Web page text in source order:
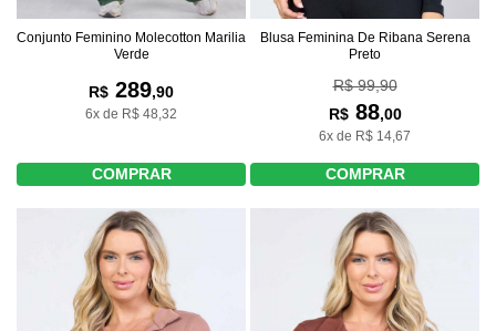
Conjunto Feminino Molecotton Marilia
Verde
R$ 289,90
6x de R$ 48,32
COMPRAR
Blusa Feminina De Ribana Serena
Preto
R$ 99,90
R$88,00
6x de R$ 14,67
COMPRAR